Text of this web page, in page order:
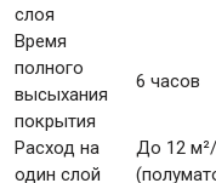
слоя
Время
полного
высыхания
покрытия
6 часов
Расход на
один слой
До 12